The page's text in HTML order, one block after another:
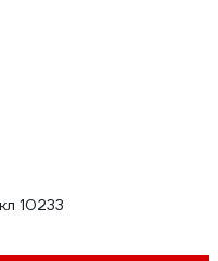
10233